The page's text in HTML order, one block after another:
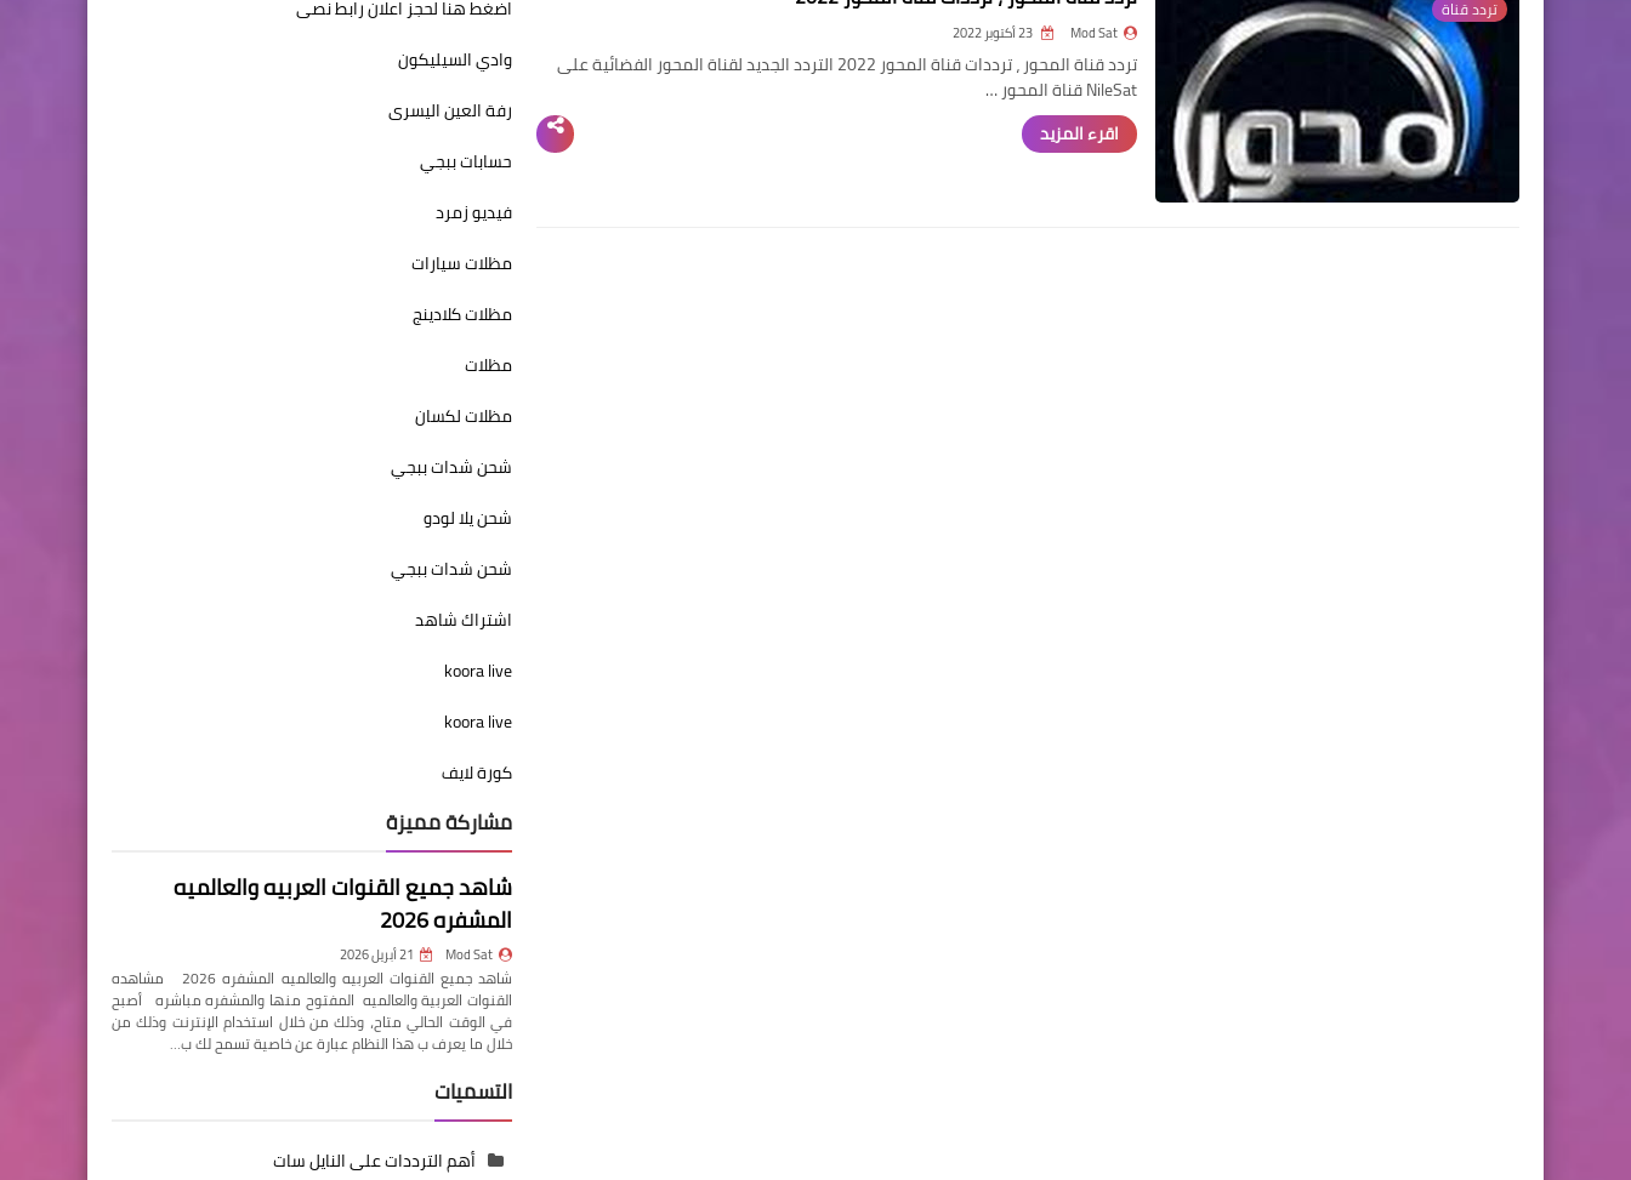
تردد قناة
Mod Sat
تردد قناة المحور ، ترددات قناة المحور 2022 التردد الجديد لقناة المحور الفضائية على
NileSat قناة المحور …
اقرء المزيد
اضغط هنا لحجز اعلان رابط نصى
وادي السيليكون
رفة العين اليسرى
حسابات ببجي
فيديو زمرد
مظلات سيارات
مظلات كلادينج
مظلات
مظلات لكسان
شحن شدات ببجي
شحن يلا لودو
شحن شدات ببجي
اشتراك شاهد
koora live
koora live
كورة لايف
مشاركة مميزة
شاهد جميع القنوات العربيه والعالميه
المشفره 2026
Mod Sat 21 أبريل 2026
شاهد جميع القنوات العربيه والعالميه المشفره 2026 مشاهده
القنوات العربية والعالميه المفتوح منها والمشفره مباشره أصبح
في الوقت الحالي متاح، وذلك من خلال استخدام الإنترنت وذلك من
خلال ما يعرف ب هذا النظام عبارة عن خاصية تسمح لك ب…
التسميات
أهم الترددات على النايل سات